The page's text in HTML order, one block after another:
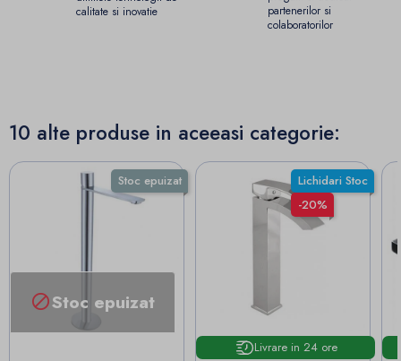
calitate si inovatie
partenerilor si
colaboratorilor
10 alte produse in aceeasi categorie:
Stoc epuizat
Stoc epuizat
Lichidari Stoc
-20%
Livrare in 24 ore